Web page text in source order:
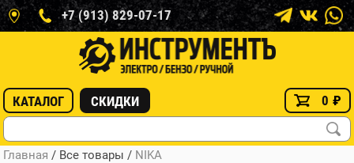
+7 (913) 829-07-17
КАТАЛОГ СКИДКИ 0 ₽
Главная / Все товары / NIKA